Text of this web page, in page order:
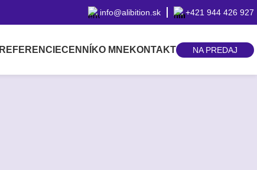
info@alibition.sk +421 944 426 927
REFERENCIECENNÍKO MNE KONTAKT NA PREDAJ